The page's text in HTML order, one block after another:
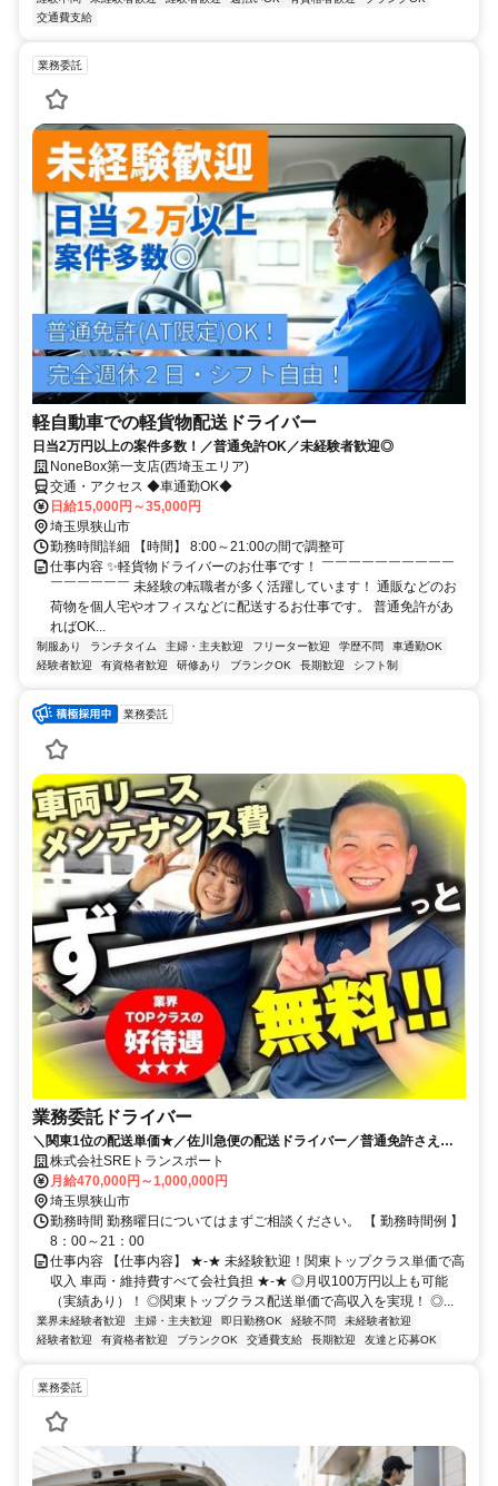
交通費支給
業務委託
軽自動車での軽貨物配送ドライバー
日当2万円以上の案件多数！／普通免許OK／未経験者歓迎◎
NoneBox第一支店(西埼玉エリア)
交通・アクセス ◆車通勤OK◆
日給15,000円～35,000円
埼玉県狭山市
勤務時間詳細 【時間】 8:00～21:00の間で調整可
仕事内容 ✨軽貨物ドライバーのお仕事です！ ￣￣￣￣￣￣￣￣￣￣
￣￣￣￣￣￣ 未経験の転職者が多く活躍しています！ 通販などのお
荷物を個人宅やオフィスなどに配送するお仕事です。 普通免許があ
ればOK...
制服あり ランチタイム 主婦・主夫歓迎 フリーター歓迎 学歴不問
車通勤OK
経験者歓迎
有資格者歓迎 研修あり ブランクOK 長期歓迎 シフト制
業務委託
業務委託ドライバー
＼関東1位の配送単価★／佐川急便の配送ドライバー／普通免許さえあ
れば働ける／車両貸出・メンテナンス費用無料
株式会社SREトランスポート
月給470,000円～1,000,000円
埼玉県狭山市
勤務時間 勤務曜日についてはまずご相談ください。 【 勤務時間例 】
8：00～21：00
仕事内容 【仕事内容】 ★-★ 未経験歓迎！関東トップクラス単価で高
収入 車両・維持費すべて会社負担 ★-★ ◎月収100万円以上も可能
（実績あり）！ ◎関東トップクラス配送単価で高収入を実現！ ◎...
業界未経験者歓迎 主婦・主夫歓迎 即日勤務OK 経験不問
未経験者歓迎
経験者歓迎
有資格者歓迎 ブランクOK 交通費支給 長期歓迎 友達と応募OK
業務委託